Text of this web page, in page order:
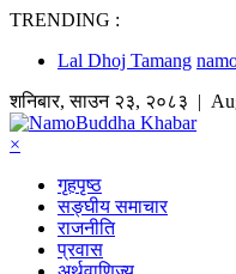
TRENDING :
Lal Dhoj Tamang
शनिबार,साउन २३, २०८३ |
×
गृहपृष्ठ
सङ्घीय समाचार
राजनीति
प्रवास